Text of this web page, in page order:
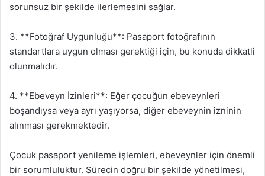
sorunsuz bir şekilde ilerlemesini sağlar.
3. **Fotoğraf Uygunluğu**: Pasaport fotoğrafının
standartlara uygun olması gerektiği için, bu konuda dikkatli
olunmalıdır.
4. **Ebeveyn İzinleri**: Eğer çocuğun ebeveynleri
boşandıysa veya ayrı yaşıyorsa, diğer ebeveynin izninin
alınması gerekmektedir.
Çocuk pasaport yenileme işlemleri, ebeveynler için önemli
bir sorumluluktur. Sürecin doğru bir şekilde yönetilmesi,